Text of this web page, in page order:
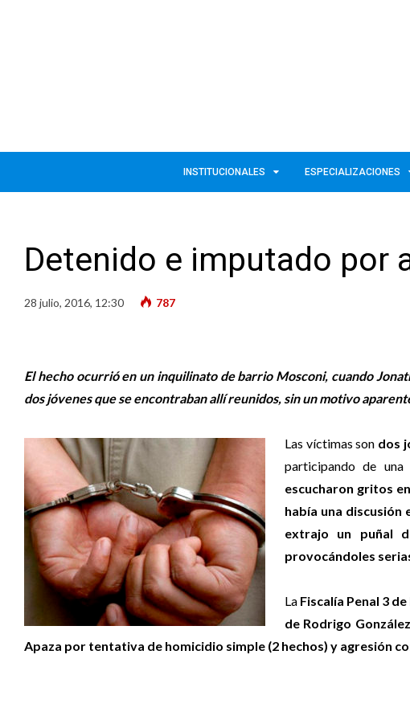
INSTITUCIONALES ESPECIALIZACIONES
Detenido e imputado por
28 julio, 2016, 12:30 787
El hecho ocurrió en un inquilinato de barrio Mosconi, cuando
dos jóvenes que se encontraban allí reunidos, sin un motivo
Las víctimas son dos
participando de una
escucharon gritos
había una
extrajo un puñal
provocándoles
La Fiscalía Penal 3
de Rodrigo
Apaza por tentativa de homicidio simple (2 hechos) y agresión